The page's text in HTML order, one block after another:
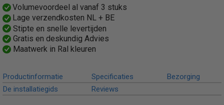
Productcode leverancier
460ZB
Bruto gewicht
7,00 Kg
Volumevoordeel al vanaf 3 stuks
Lage verzendkosten NL + BE
Stipte en snelle levertijden
Gratis en deskundig Advies
Maatwerk in Ral kleuren
Productinformatie Specificaties
Bezorging
De installatiegids
Reviews